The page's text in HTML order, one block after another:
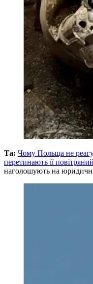
Та: Чому Польща не
перетинають її
наголошують на